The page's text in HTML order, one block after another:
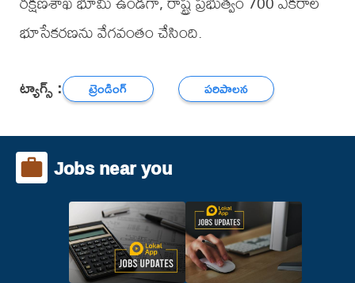
భూసేకరణను వేగవంతం చేసింది.
ట్యాగ్స్ : ట్రెండింగ్ పరిపాలన
Jobs near you